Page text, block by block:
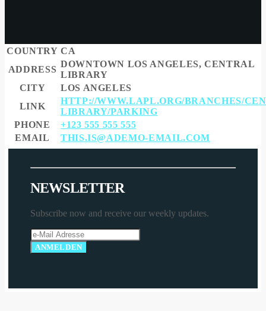
COUNTRY CA
ADDRESS
DOWNTOWN LOS ANGELES, CENTRAL
LIBRARY
CITY
LOS ANGELES
LINK
HTTP://WWW.LAPL.ORG/BRANCHES/
LIBRARY/PARKING
PHONE
+123 555 555 555
EMAIL
THIS.IS@ADEMO-EMAIL.COM
NEWSLETTER
Subscribe now and receive our weekly updates.